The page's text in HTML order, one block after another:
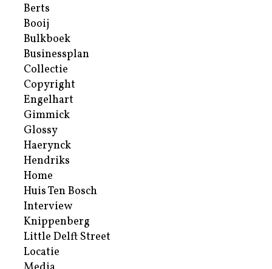
Berts
Booij
Bulkboek
Businessplan
Collectie
Copyright
Engelhart
Gimmick
Glossy
Haerynck
Hendriks
Home
Huis Ten Bosch
Interview
Knippenberg
Little Delft Street
Locatie